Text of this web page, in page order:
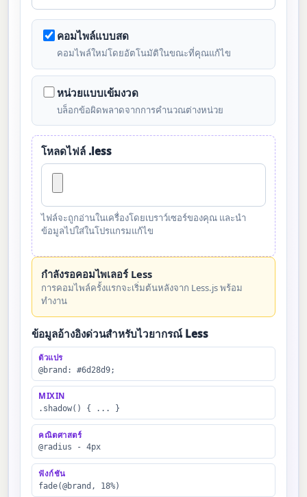
คอมไพล์แบบสด
คอมไพล์ใหม่โดยอัตโนมัติในขณะที่คุณแก้ไข
หน่วยแบบเข้มงวด
บล็อกข้อผิดพลาดจากการคำนวณต่างหน่วย
โหลดไฟล์ .less
ไฟล์จะถูกอ่านในเครื่องโดยเบราว์เซอร์ของคุณ และนำ
ข้อมูลไปใส่ในโปรแกรมแก้ไข
กำลังรอคอมไพเลอร์ Less
การคอมไพล์ครั้งแรกจะเริ่มต้นหลังจาก Less.js พร้อม
ทำงาน
ข้อมูลอ้างอิงด่วนสำหรับไวยากรณ์ Less
ตัวแปร
@brand: #6d28d9;
MIXIN
.shadow() { ... }
คณิตศาสตร์
@radius - 4px
ฟังก์ชัน
fade(@brand, 18%)